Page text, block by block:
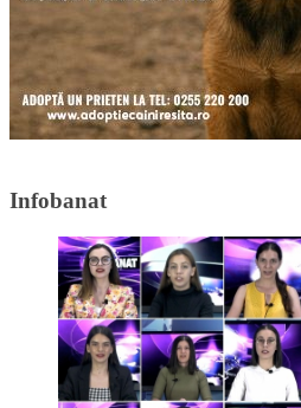
Infobanat